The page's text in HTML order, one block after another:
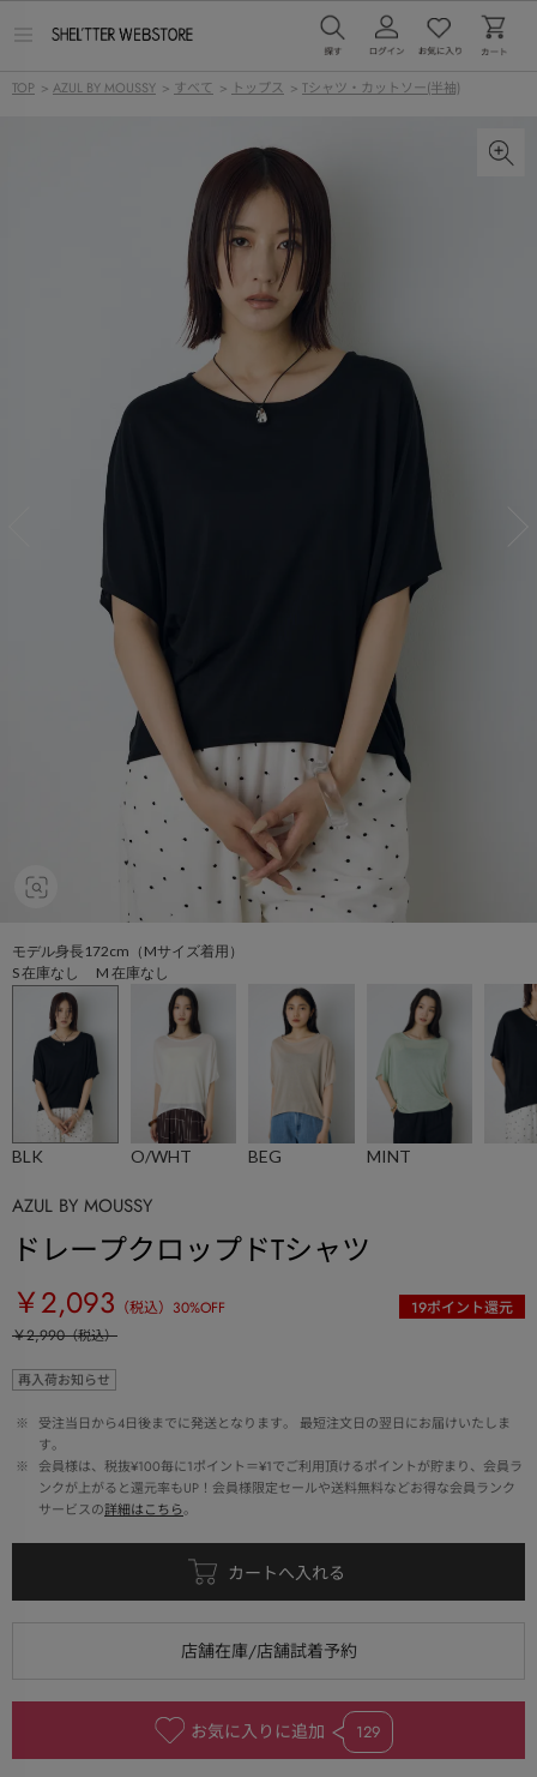
ー
TOP > AZUL BY MOUSSY > すべて > トップス > Tシャツ・カットソー(半袖)
モデル身長172cm（Mサイズ着用）
S 在庫なし M 在庫なし
BLK O/WHT BEG MINT
AZUL BY MOUSSY
ドレープクロップドTシャツ
￥2,093 （税込） 30%OFF 19ポイント還元
￥2,990（税込）
再入荷お知らせ
※
受注当日から4日後までに発送となります。 最短注文日の翌日にお届けいたしま
す。
※
会員様は、税抜¥100毎に1ポイント＝¥1でご利用頂けるポイントが貯まり、会員ラ
ンクが上がると還元率もUP！会員様限定セールや送料無料などお得な会員ランク
サービスの詳細はこちら。
お気に入りに追加 129